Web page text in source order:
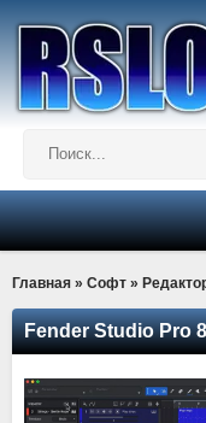
Главная » Софт »
Fender Studio Pro